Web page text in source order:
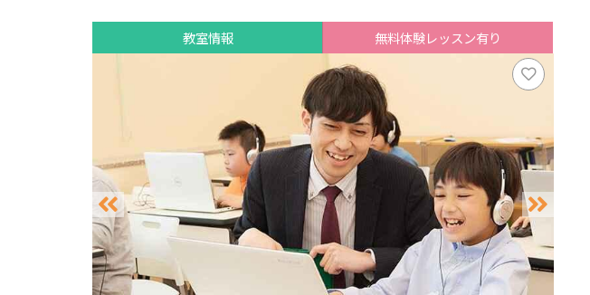
教室情報 無料体験レッスン有り